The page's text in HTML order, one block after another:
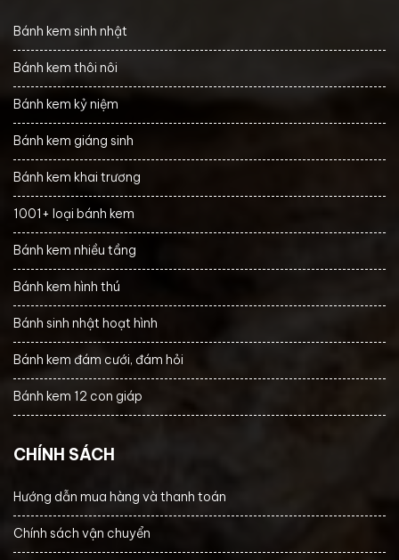
Bánh kem sinh nhật
Bánh kem thôi nôi
Bánh kem kỷ niệm
Bánh kem giáng sinh
Bánh kem khai trương
1001+ loại bánh kem
Bánh kem nhiều tầng
Bánh kem hình thú
Bánh sinh nhật hoạt hình
Bánh kem đám cưới, đám hỏi
Bánh kem 12 con giáp
CHÍNH SÁCH
Hướng dẫn mua hàng và thanh toán
Chính sách vận chuyển